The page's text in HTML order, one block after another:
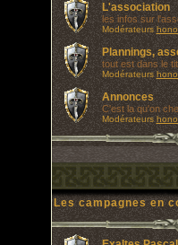
L'association
les infos sur
Modérateurs
Plannings,
tout est dans le
Modérateurs
Annonces
C'est la qu'on
Modérateurs
Les campagnes en